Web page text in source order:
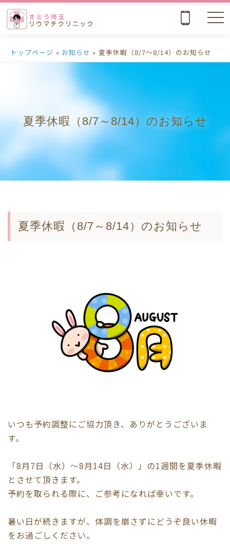
トップページ » お知らせ » 夏季休暇（8/7～8/14）のお知らせ
夏季休暇（8/7～8/14）のお知らせ
夏季休暇（8/7～8/14）のお知らせ
いつも予約調整にご協力頂き、ありがとうございま
す。
「8月7日（水）～8月14日（水）」の1週間を夏季休暇
とさせて頂きます。
予約を取られる際に、ご参考になれば幸いです。
暑い日が続きますが、体調を崩さずにどうぞ良い休暇
をお過ごしください。